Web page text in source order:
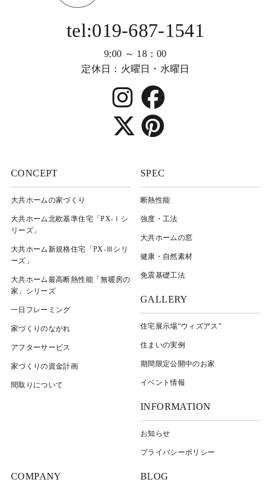
tel:019-687-1541
9:00 ～ 18：00
定休日：火曜日・水曜日
CONCEPT
大共ホームの家づくり
大共ホーム北欧基準住宅「PX-Ⅰシ
リーズ」
大共ホーム新規格住宅「PX-Ⅲシリ
ーズ」
大共ホーム最高断熱性能「無暖房の
家」シリーズ
一日フレーミング
家づくりのながれ
アフターサービス
家づくりの資金計画
間取りについて
SPEC
断熱性能
強度・工法
大共ホームの窓
健康・自然素材
免震基礎工法
GALLERY
住宅展示場“ウィズアス”
住まいの実例
期間限定公開中のお家
イベント情報
INFORMATION
お知らせ
プライバシーポリシー
COMPANY BLOG